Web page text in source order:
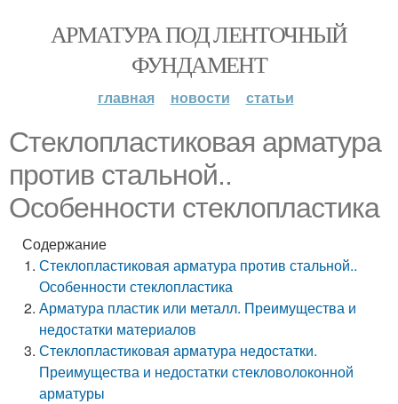
АРМАТУРА ПОД ЛЕНТОЧНЫЙ
ФУНДАМЕНТ
главная новости статьи
Стеклопластиковая арматура
против стальной..
Особенности стеклопластика
Содержание
Стеклопластиковая арматура против стальной..
Особенности стеклопластика
Арматура пластик или металл. Преимущества и
недостатки материалов
Стеклопластиковая арматура недостатки.
Преимущества и недостатки стекловолоконной
арматуры